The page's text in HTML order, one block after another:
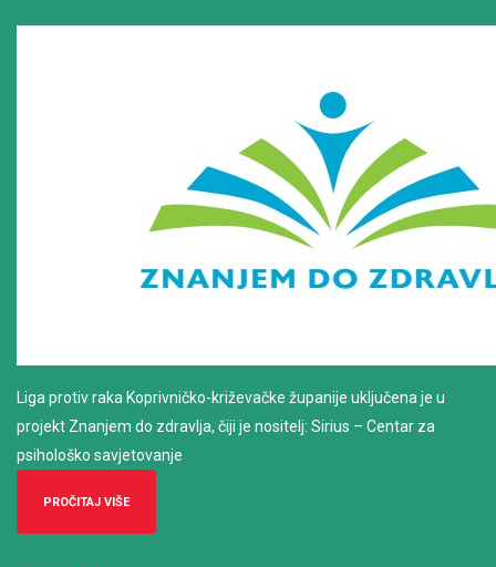
Liga protiv raka Koprivničko-križevačke županije uključena je u
projekt Znanjem do zdravlja, čiji je nositelj: Sirius – Centar za
psihološko savjetovanje
PROČITAJ VIŠE